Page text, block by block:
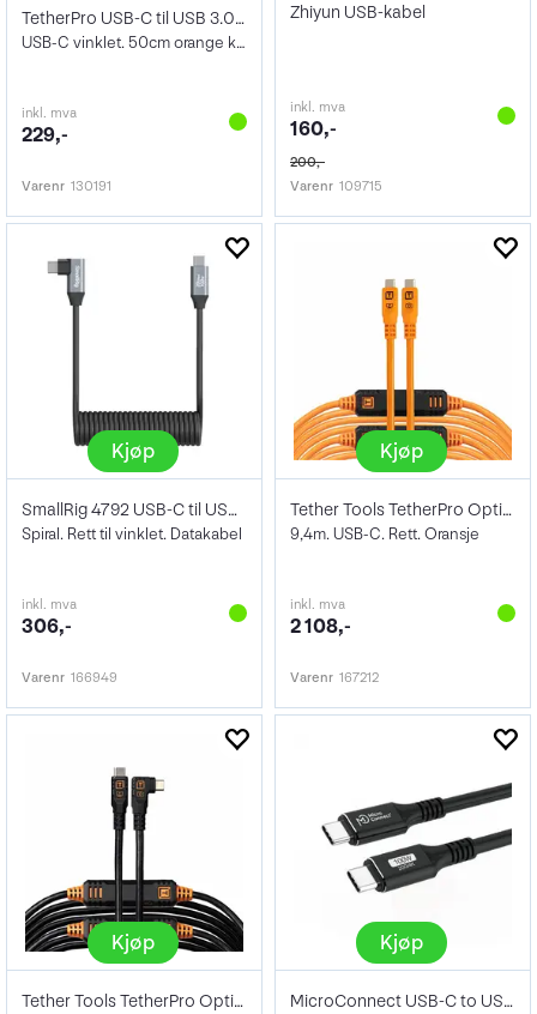
TetherPro USB-C til USB 3.0 Vinklet 50cm
USB-C vinklet. 50cm orange kabel
inkl. mva
229,-
Varenr 130191
Zhiyun USB-kabel
inkl. mva
160,-
200,-
Varenr 109715
Kjøp
SmallRig 4792 USB-C til USB-C
Spiral. Rett til vinklet. Datakabel
inkl. mva
306,-
Varenr 166949
Kjøp
Tether Tools TetherPro Optima 10G 9,4m
9,4m. USB-C. Rett. Oransje
inkl. mva
2 108,-
Varenr 167212
Kjøp
Tether Tools TetherPro Optima 10G 9,4m
Kjøp
MicroConnect USB-C to USB-C kabel 1m